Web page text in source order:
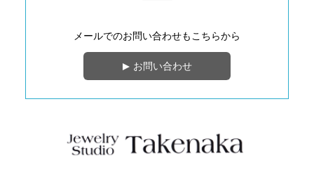
メールでのお問い合わせも こちらから
お問い合わせ